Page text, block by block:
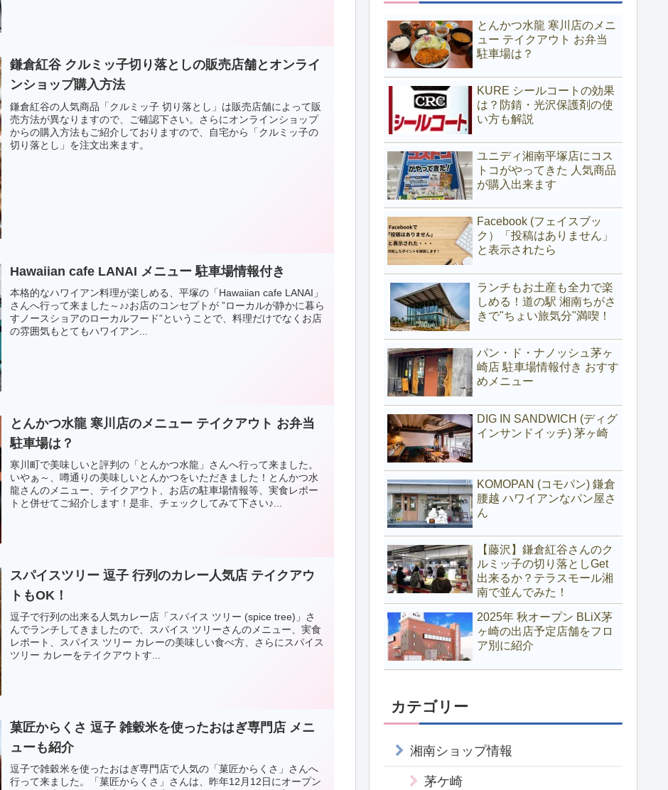
鎌倉紅谷 クルミッ子切り落としの販売店舗とオンライ
ンショップ購入方法
鎌倉紅谷の人気商品「クルミッ子 切り落とし」は販売店舗によって販
売方法が異なりますので、ご確認下さい。さらにオンラインショップ
からの購入方法もご紹介しておりますので、自宅から「クルミッ子の
切り落とし」を注文出来ます。
Hawaiian cafe LANAI メニュー 駐車場情報付き
本格的なハワイアン料理が楽しめる、平塚の「Hawaiian cafe LANAI」
さんへ行って来ました～♪♪お店のコンセプトが ”ローカルが静かに暮ら
すノースショアのローカルフード”ということで、料理だけでなくお店
の雰囲気もとてもハワイアン...
とんかつ水龍 寒川店のメニュー テイクアウト お弁当
駐車場は？
寒川町で美味しいと評判の「とんかつ水龍」さんへ行って来ました。
いやぁ～、噂通りの美味しいとんかつをいただきました！とんかつ水
龍さんのメニュー、テイクアウト、お店の駐車場情報等、実食レポー
トと併せてご紹介します！是非、チェックしてみて下さい♪...
スパイスツリー 逗子 行列のカレー人気店 テイクアウ
トもOK！
逗子で行列の出来る人気カレー店「スパイス ツリー (spice tree)」さ
んでランチしてきましたので、スパイス ツリーさんのメニュー、実食
レポート、スパイス ツリー カレーの美味しい食べ方、さらにスパイス
ツリー カレーをテイクアウトす...
菓匠からくさ 逗子 雑穀米を使ったおはぎ専門店 メニ
ューも紹介
逗子で雑穀米を使ったおはぎ専門店で人気の「菓匠からくさ」さんへ
行って来ました。「菓匠からくさ」さんは、昨年12月12日にオープン
とんかつ水龍 寒川店のメニ
ュー テイクアウト お弁当
駐車場は？
KURE シールコートの効果
は？防錆・光沢保護剤の使
い方も解説
ユニディ湘南平塚店にコス
トコがやってきた 人気商品
が購入出来ます
Facebook (フェイスブッ
ク）「投稿はありません」
と表示されたら
ランチもお土産も全力で楽
しめる！道の駅 湘南ちがさ
きで"ちょい旅気分"満喫！
パン・ド・ナノッシュ茅ヶ
崎店 駐車場情報付き おすす
めメニュー
DIG IN SANDWICH (ディグ
インサンドイッチ) 茅ヶ崎
KOMOPAN (コモパン) 鎌倉
腰越 ハワイアンなパン屋さ
ん
【藤沢】鎌倉紅谷さんのク
ルミッ子の切り落としGet
出来るか？テラスモール湘
南で並んでみた！
2025年 秋オープン BLiX茅
ヶ崎の出店予定店舗をフロ
ア別に紹介
カテゴリー
湘南ショップ情報
茅ケ崎